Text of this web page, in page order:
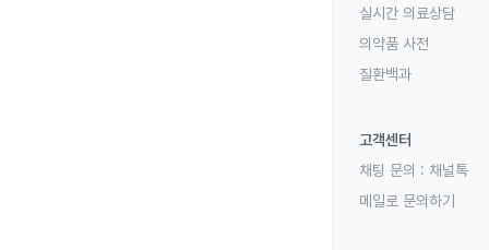
실시간 의료상담
의약품 사전
질환백과
고객센터
채팅 문의 : 채널톡
메일로 문의하기